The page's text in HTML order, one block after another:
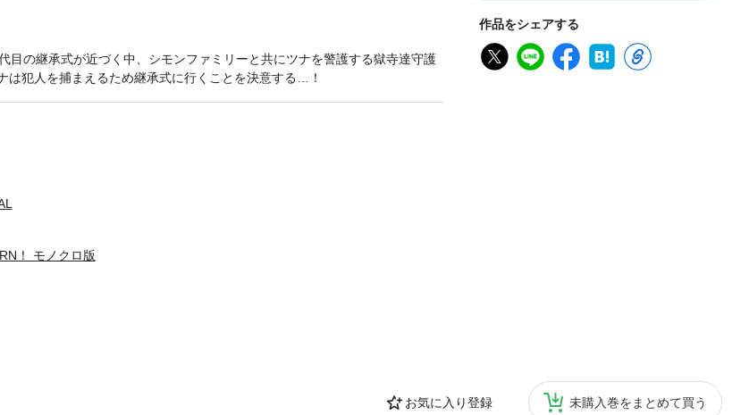
作品をシェアする
お気に入り登録 未購入巻をまとめて買う
目の継承式が近づく中、シモンファミリーと共にツナを警護する獄寺達守護
犯人を捕まえるため継承式に行くことを決意する…！
！ モノクロ版